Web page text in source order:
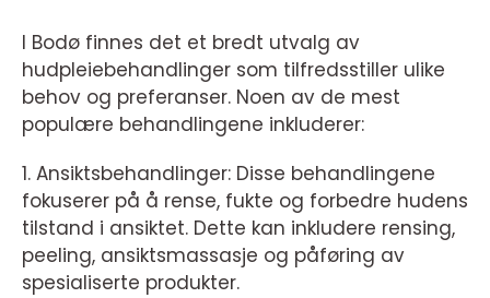
I Bodø finnes det et bredt utvalg av
hudpleiebehandlinger som tilfredsstiller ulike
behov og preferanser. Noen av de mest
populære behandlingene inkluderer:
1. Ansiktsbehandlinger: Disse behandlingene
fokuserer på å rense, fukte og forbedre hudens
tilstand i ansiktet. Dette kan inkludere rensing,
peeling, ansiktsmassasje og påføring av
spesialiserte produkter.